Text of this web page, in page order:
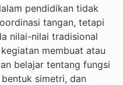
pendidikan tidak
tangan, tetapi
nilai-nilai tradisional
membuat atau
belajar tentang fungsi
bentuk simetri, dan